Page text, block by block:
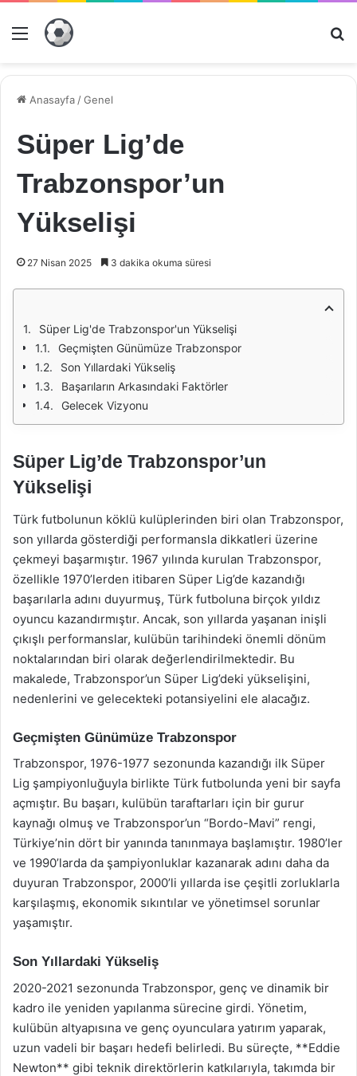
Menü
Anasayfa /Genel
Süper Lig’de
Trabzonspor’un
Yükselişi
27 Nisan 2025 3 dakika okuma süresi
Süper Lig'de Trabzonspor'un Yükselişi
Geçmişten Günümüze Trabzonspor
Son Yıllardaki Yükseliş
Başarıların Arkasındaki Faktörler
Gelecek Vizyonu
Süper Lig’de Trabzonspor’un
Yükselişi
Türk futbolunun köklü kulüplerinden biri olan Trabzonspor,
son yıllarda gösterdiği performansla dikkatleri üzerine
çekmeyi başarmıştır. 1967 yılında kurulan Trabzonspor,
özellikle 1970’lerden itibaren Süper Lig’de kazandığı
başarılarla adını duyurmuş, Türk futboluna birçok yıldız
oyuncu kazandırmıştır. Ancak, son yıllarda yaşanan inişli
çıkışlı performanslar, kulübün tarihindeki önemli dönüm
noktalarından biri olarak değerlendirilmektedir. Bu
makalede, Trabzonspor’un Süper Lig’deki yükselişini,
nedenlerini ve gelecekteki potansiyelini ele alacağız.
Geçmişten Günümüze Trabzonspor
Trabzonspor, 1976-1977 sezonunda kazandığı ilk Süper
Lig şampiyonluğuyla birlikte Türk futbolunda yeni bir sayfa
açmıştır. Bu başarı, kulübün taraftarları için bir gurur
kaynağı olmuş ve Trabzonspor’un “Bordo-Mavi” rengi,
Türkiye’nin dört bir yanında tanınmaya başlamıştır. 1980’ler
ve 1990’larda da şampiyonluklar kazanarak adını daha da
duyuran Trabzonspor, 2000’li yıllarda ise çeşitli zorluklarla
karşılaşmış, ekonomik sıkıntılar ve yönetimsel sorunlar
yaşamıştır.
Son Yıllardaki Yükseliş
2020-2021 sezonunda Trabzonspor, genç ve dinamik bir
kadro ile yeniden yapılanma sürecine girdi. Yönetim,
kulübün altyapısına ve genç oyunculara yatırım yaparak,
uzun vadeli bir başarı hedefi belirledi. Bu süreçte, **Eddie
Newton** gibi teknik direktörlerin katkılarıyla, takımda bir